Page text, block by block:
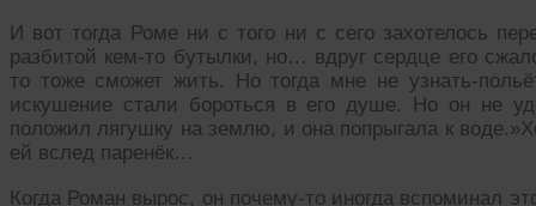
И вот тогда Роме ни с того ни с сего захотелось
разбитой кем-то бутылки, но… вдруг сердце его
то тоже сможет жить. Но тогда мне не узнать-
искушение стали бороться в его душе. Но он не
положил лягушку на землю, и она попрыгала к
ей вслед паренёк…
Когда Роман вырос, он почему-то иногда вспоминал